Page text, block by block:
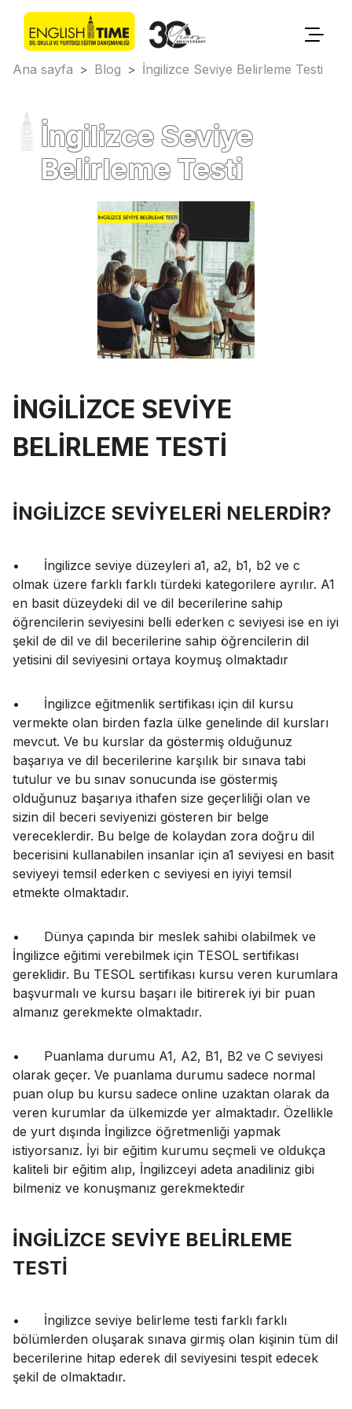
Ana sayfa > Blog > İngilizce Seviye Belirleme Testi
İngilizce Seviye
Belirleme Testi
İNGİLİZCE SEVİYE
BELİRLEME TESTİ
İNGİLİZCE SEVİYELERİ NELERDİR?
•
İngilizce seviye düzeyleri a1, a2, b1, b2 ve c
olmak üzere farklı farklı türdeki kategorilere ayrılır. A1
en basit düzeydeki dil ve dil becerilerine sahip
öğrencilerin seviyesini belli ederken c seviyesi ise en iyi
şekil de dil ve dil becerilerine sahip öğrencilerin dil
yetisini dil seviyesini ortaya koymuş olmaktadır
•
İngilizce eğitmenlik sertifikası için dil kursu
vermekte olan birden fazla ülke genelinde dil kursları
mevcut. Ve bu kurslar da göstermiş olduğunuz
başarıya ve dil becerilerine karşılık bir sınava tabi
tutulur ve bu sınav sonucunda ise göstermiş
olduğunuz başarıya ithafen size geçerliliği olan ve
sizin dil beceri seviyenizi gösteren bir belge
vereceklerdir. Bu belge de kolaydan zora doğru dil
becerisini kullanabilen insanlar için a1 seviyesi en basit
seviyeyi temsil ederken c seviyesi en iyiyi temsil
etmekte olmaktadır.
•
Dünya çapında bir meslek sahibi olabilmek ve
İngilizce eğitimi verebilmek için TESOL sertifikası
gereklidir. Bu TESOL sertifikası kursu veren kurumlara
başvurmalı ve kursu başarı ile bitirerek iyi bir puan
almanız gerekmekte olmaktadır.
•
Puanlama durumu A1, A2, B1, B2 ve C seviyesi
olarak geçer. Ve puanlama durumu sadece normal
puan olup bu kursu sadece online uzaktan olarak da
veren kurumlar da ülkemizde yer almaktadır. Özellikle
de yurt dışında İngilizce öğretmenliği yapmak
istiyorsanız. İyi bir eğitim kurumu seçmeli ve oldukça
kaliteli bir eğitim alıp, İngilizceyi adeta anadiliniz gibi
bilmeniz ve konuşmanız gerekmektedir
İNGİLİZCE SEVİYE BELİRLEME
TESTİ
•
İngilizce seviye belirleme testi farklı farklı
bölümlerden oluşarak sınava girmiş olan kişinin tüm dil
becerilerine hitap ederek dil seviyesini tespit edecek
şekil de olmaktadır.